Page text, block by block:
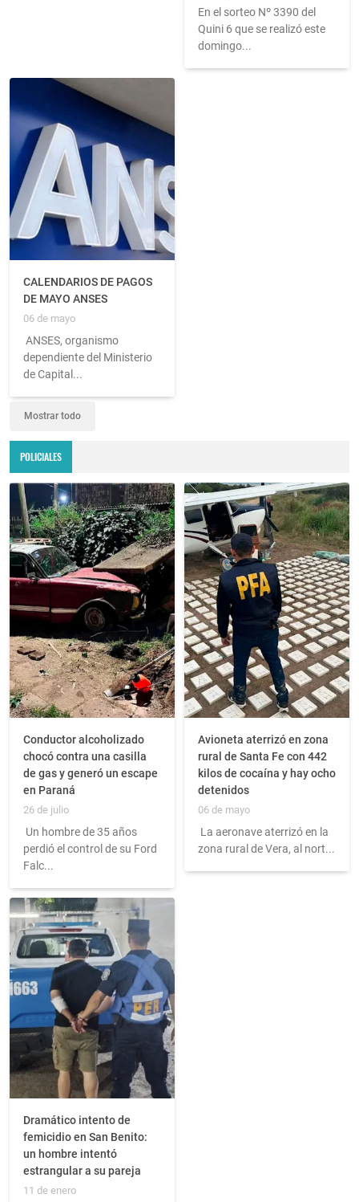
En el sorteo Nº 3390 del
Quini 6 que se realizó este
domingo...
CALENDARIOS DE PAGOS
DE MAYO ANSES
06 de mayo
ANSES, organismo
dependiente del Ministerio
de Capital...
Mostrar todo
POLICIALES
Conductor alcoholizado
chocó contra una casilla
de gas y generó un escape
en Paraná
26 de julio
Un hombre de 35 años
perdió el control de su Ford
Falc...
Avioneta aterrizó en zona
rural de Santa Fe con 442
kilos de cocaína y hay ocho
detenidos
06 de mayo
La aeronave aterrizó en la
zona rural de Vera, al nort...
Dramático intento de
femicidio en San Benito:
un hombre intentó
estrangular a su pareja
11 de enero